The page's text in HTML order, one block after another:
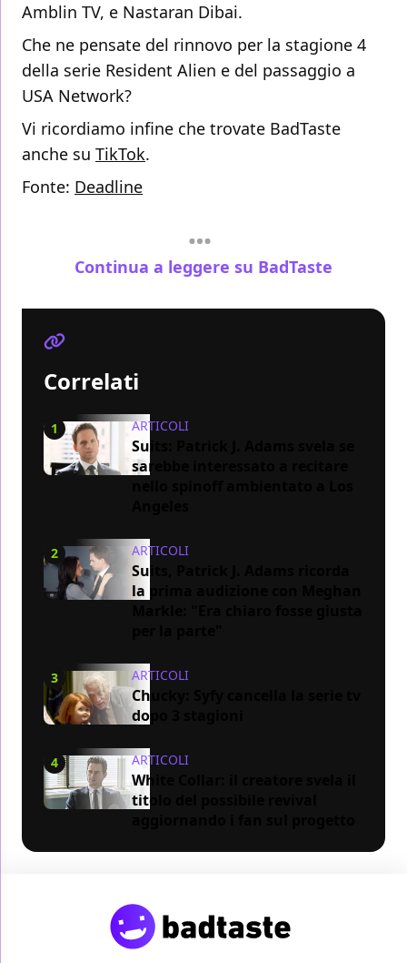
Amblin TV, e Nastaran Dibai.
Che ne pensate del rinnovo per la stagione 4
della serie Resident Alien e del passaggio a
USA Network?
Vi ricordiamo infine che trovate BadTaste
anche su TikTok.
Fonte: Deadline
Continua a leggere su BadTaste
Correlati
1 ARTICOLI
Suits: Patrick J. Adams svela se
sarebbe interessato a recitare
2 ARTICOLI
Suits, Patrick J. Adams ricorda
la prima audizione con Meghan
3 ARTICOLI
Chucky: Syfy cancella la serie tv
dopo 3 stagioni
4 ARTICOLI
White Collar: il creatore svela il
titolo del possibile revival